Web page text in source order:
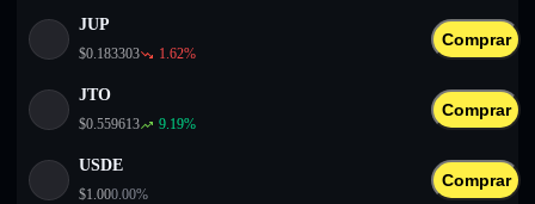
JUP
$0.183303 1.62%
Comprar
JTO
$0.559613 9.19%
Comprar
USDE
$1.000.00%
Comprar